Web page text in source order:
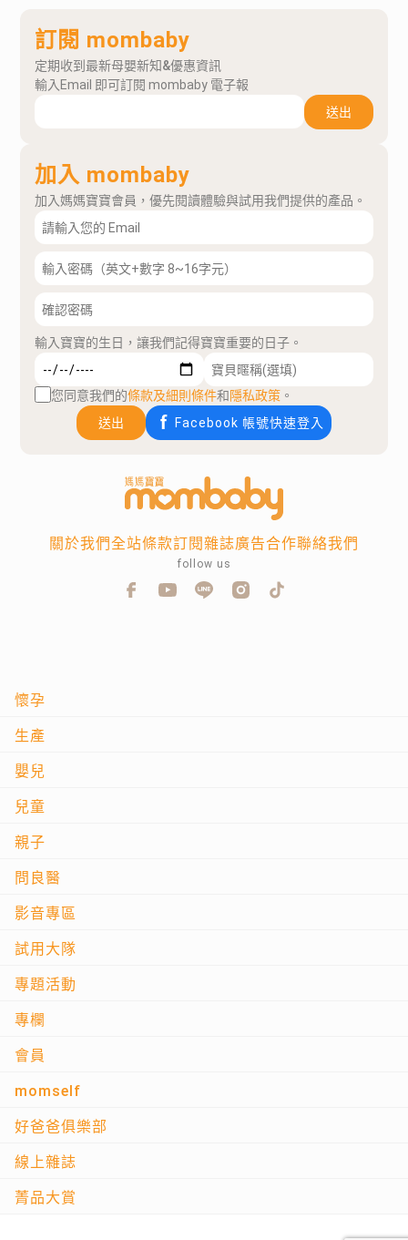
訂閱 mombaby
定期收到最新母嬰新知&優惠資訊
輸入Email 即可訂閱 mombaby 電子報
送出
加入 mombaby
加入媽媽寶寶會員，優先閱讀體驗與試用我們提供的產品。
輸入寶寶的生日，讓我們記得寶寶重要的日子。
您同意我們的條款及細則條件和隱私政策 。
送出
Facebook 帳號快速登入
懷孕
生產
嬰兒
兒童
親子
問良醫
影音專區
試用大隊
專題活動
專欄
會員
momself
好爸爸俱樂部
線上雜誌
菁品大賞
關於我們全站條款訂閱雜誌廣告合作聯絡我們
follow us